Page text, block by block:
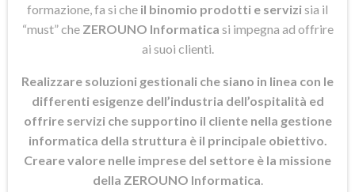
formazione, fa si che il binomio prodotti e servizisia il
“must” che ZEROUNO Informatica si impegna ad offrire
ai suoi clienti.
Realizzare soluzioni gestionali che siano in linea con le
differenti esigenze dell’industria dell’ospitalità ed
offrire servizi che supportino il cliente nella gestione
informatica della struttura è il principale obiettivo.
Creare valore nelle imprese del settore è la missione
della ZEROUNO Informatica